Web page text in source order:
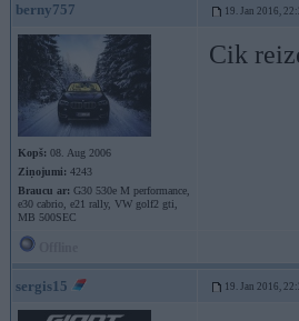
berny757 19. Jan 2016,
Kopš: 08. Aug 2006
Ziņojumi: 4243
Braucu ar: G30 530e M performance,
e30 cabrio, e21 rally, VW golf2 gti,
MB 500SEC
Cik
sergis15 19. Jan 2016,